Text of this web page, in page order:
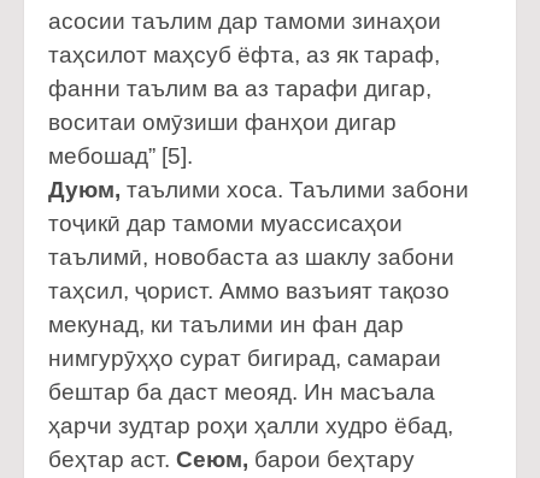
асосии таълим дар тамоми зинаҳои
таҳсилот маҳсуб ёфта, аз як тараф,
фанни таълим ва аз тарафи дигар,
воситаи омӯзиши фанҳои дигар
мебошад” [5].
Дуюм, таълими хоса. Таълими забони
тоҷикӣ дар тамоми муассисаҳои
таълимӣ, новобаста аз шаклу забони
таҳсил, ҷорист. Аммо вазъият тақозо
мекунад, ки таълими ин фан дар
нимгурӯҳҳо сурат бигирад, самараи
бештар ба даст меояд. Ин масъала
ҳарчи зудтар роҳи ҳалли худро ёбад,
беҳтар аст. Сеюм, барои беҳтару